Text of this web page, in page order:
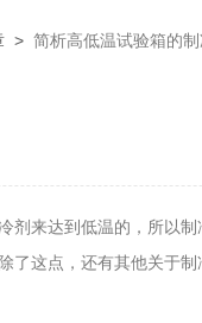
> 简析高低温试验箱的制
剂来达到低温的，所以
了这点，还有其他关于制